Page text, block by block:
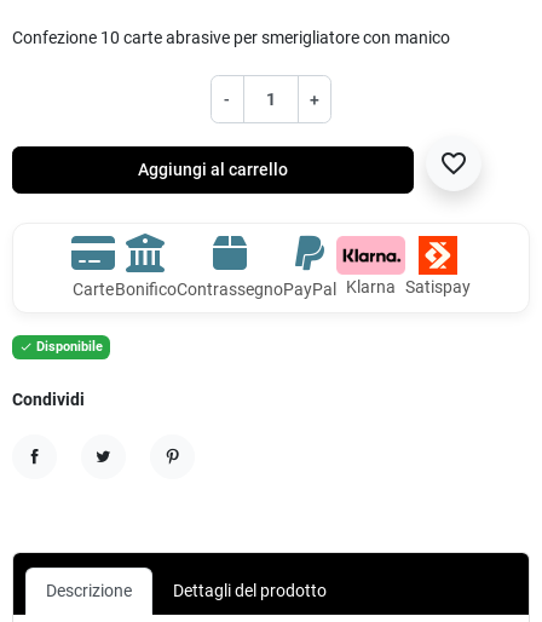
Confezione 10 carte abrasive per smerigliatore con manico
- +
Aggiungi al carrello favorite_border
CarteBonificoContrassegnoPayPal Klarna Satispay
 Disponibile
Condividi
Descrizione Dettagli del prodotto